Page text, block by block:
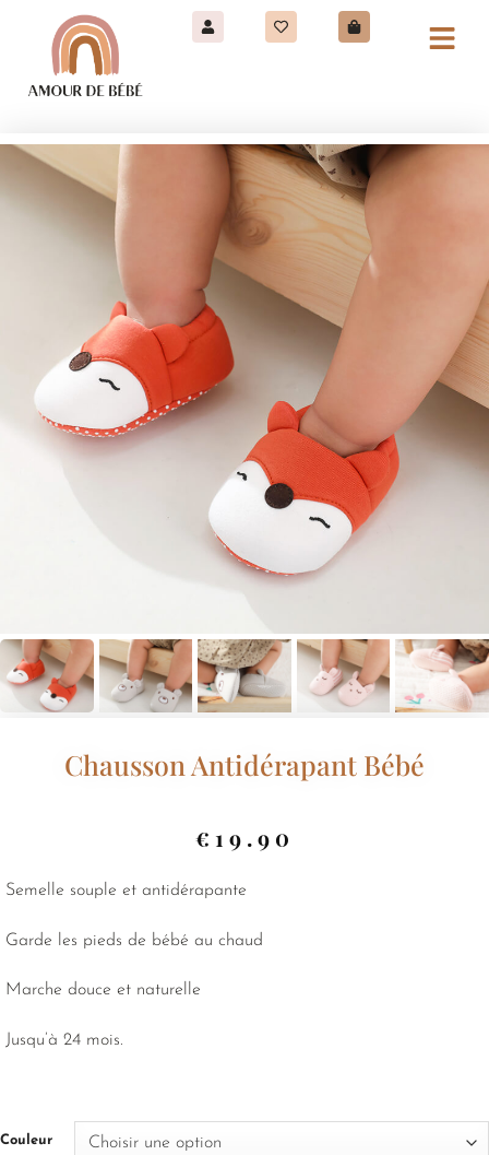
Chausson Antidérapant Bébé
€ 19.90
Semelle souple et antidérapante
Garde les pieds de bébé au chaud
Marche douce et naturelle
Jusqu’à 24 mois.
Couleur